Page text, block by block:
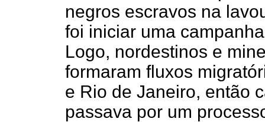
negros escravos na
foi iniciar uma
Logo, nordestinos e
formaram fluxos
e Rio de Janeiro, então
passava por um